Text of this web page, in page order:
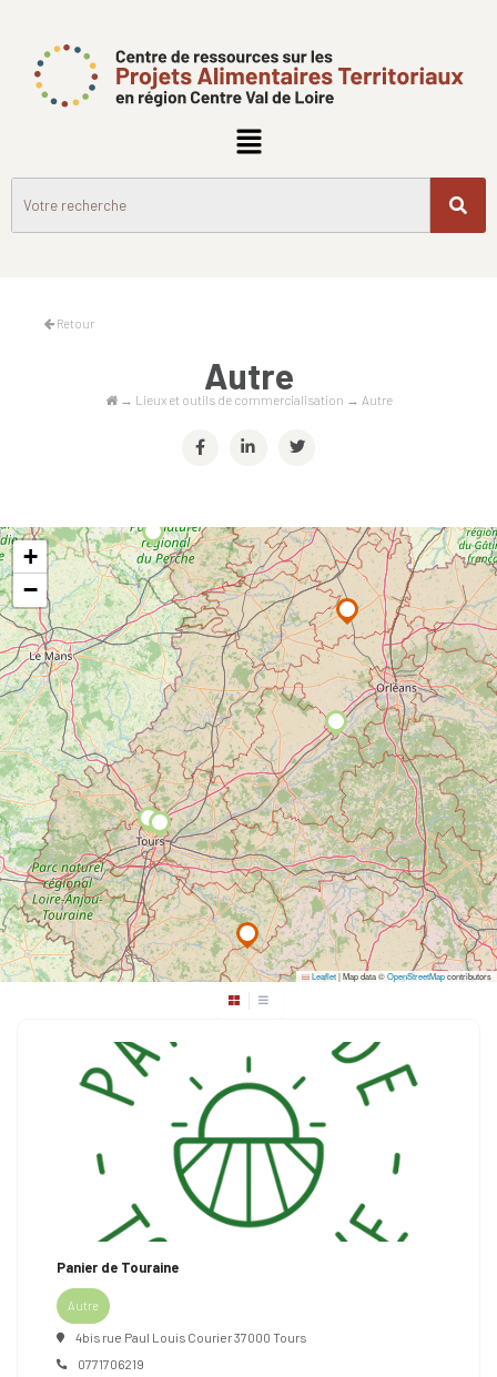
Retour
Autre
→ Lieux et outils de commercialisation → Autre
+
−
Leaflet|Map data ©OpenStreetMapcontributors
Panier de Touraine
Autre
4bis rue Paul Louis Courier 37000 Tours
0771706219